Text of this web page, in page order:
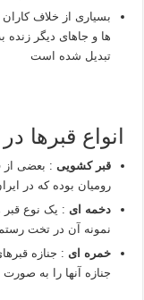
بسیاری از خلاف کاران
ها و جاهای دیگر زنده
تبدیل شده است
انواع قبرها
قبر کشویی : بعضی
رومیان بوده که در
دخمه ای : یک نوع قبر
نمونه آن در تخت
خمره ای : جنازه
جنازه آنها را به